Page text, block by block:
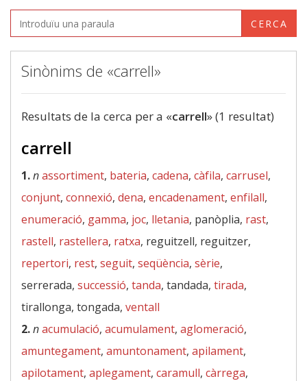
CERCA
Sinònims de «carrell»
Resultats de la cerca per a «carrell» (1 resultat)
carrell
1.nassortiment, bateria, cadena, càfila, carrusel,
conjunt, connexió, dena, encadenament, enfilall,
enumeració, gamma, joc, lletania, panòplia, rast,
rastell, rastellera, ratxa, reguitzell, reguitzer,
repertori, rest, seguit, seqüència, sèrie,
serrerada, successió, tanda, tandada, tirada,
tirallonga, tongada, ventall
2.nacumulació, acumulament, aglomeració,
amuntegament, amuntonament, apilament,
apilotament, aplegament, caramull, càrrega,